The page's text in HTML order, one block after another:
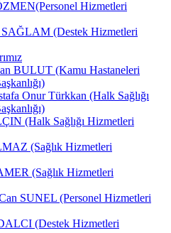
Hizmetleri
SAĞLAM (Destek Hizmetleri
BULUT (Kamu Hastaneleri
Onur Türkkan (Halk Sağlığı
(Halk Sağlığı Hizmetleri
(Sağlık Hizmetleri
(Sağlık Hizmetleri
SUNEL (Personel Hizmetleri
(Destek Hizmetleri